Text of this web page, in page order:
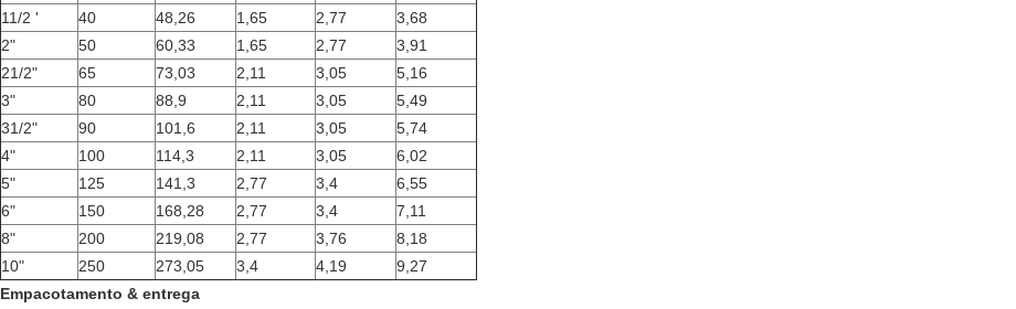
11/2 '
40 48,26 1,65 2,77
3,68
2"
50 60,33 1,65 2,77
3,91
21/2"
65 73,03 2,11 3,05
5,16
3"
80 88,9 2,11 3,05
5,49
31/2"
90 101,6 2,11 3,05
5,74
4"
100 114,3 2,11 3,05
6,02
5"
125 141,3 2,77 3,4
6,55
6"
150 168,28 2,77 3,4
7,11
8"
200 219,08 2,77 3,76
8,18
10"
250 273,05 3,4 4,19
9,27
Empacotamento & entrega